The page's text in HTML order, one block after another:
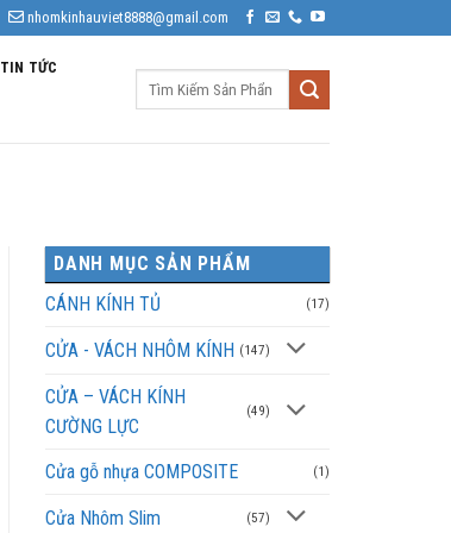
nhomkinhauviet8888@gmail.com
TIN TỨC
DANH MỤC SẢN PHẨM
CÁNH KÍNH TỦ
(17)
CỬA - VÁCH NHÔM KÍNH (147)
CỬA – VÁCH KÍNH
CƯỜNG LỰC
(49)
Cửa gỗ nhựa COMPOSITE (1)
Cửa Nhôm Slim (57)